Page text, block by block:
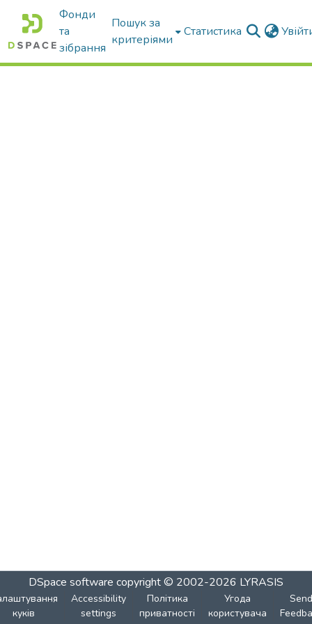
Фонди
та
зібрання
Пошук за
критеріями
Статистика
DSpace software copyright © 2002-2026 LYRASIS
куків
Accessibility
settings
Політика
приватності
Угода
користувача
Send